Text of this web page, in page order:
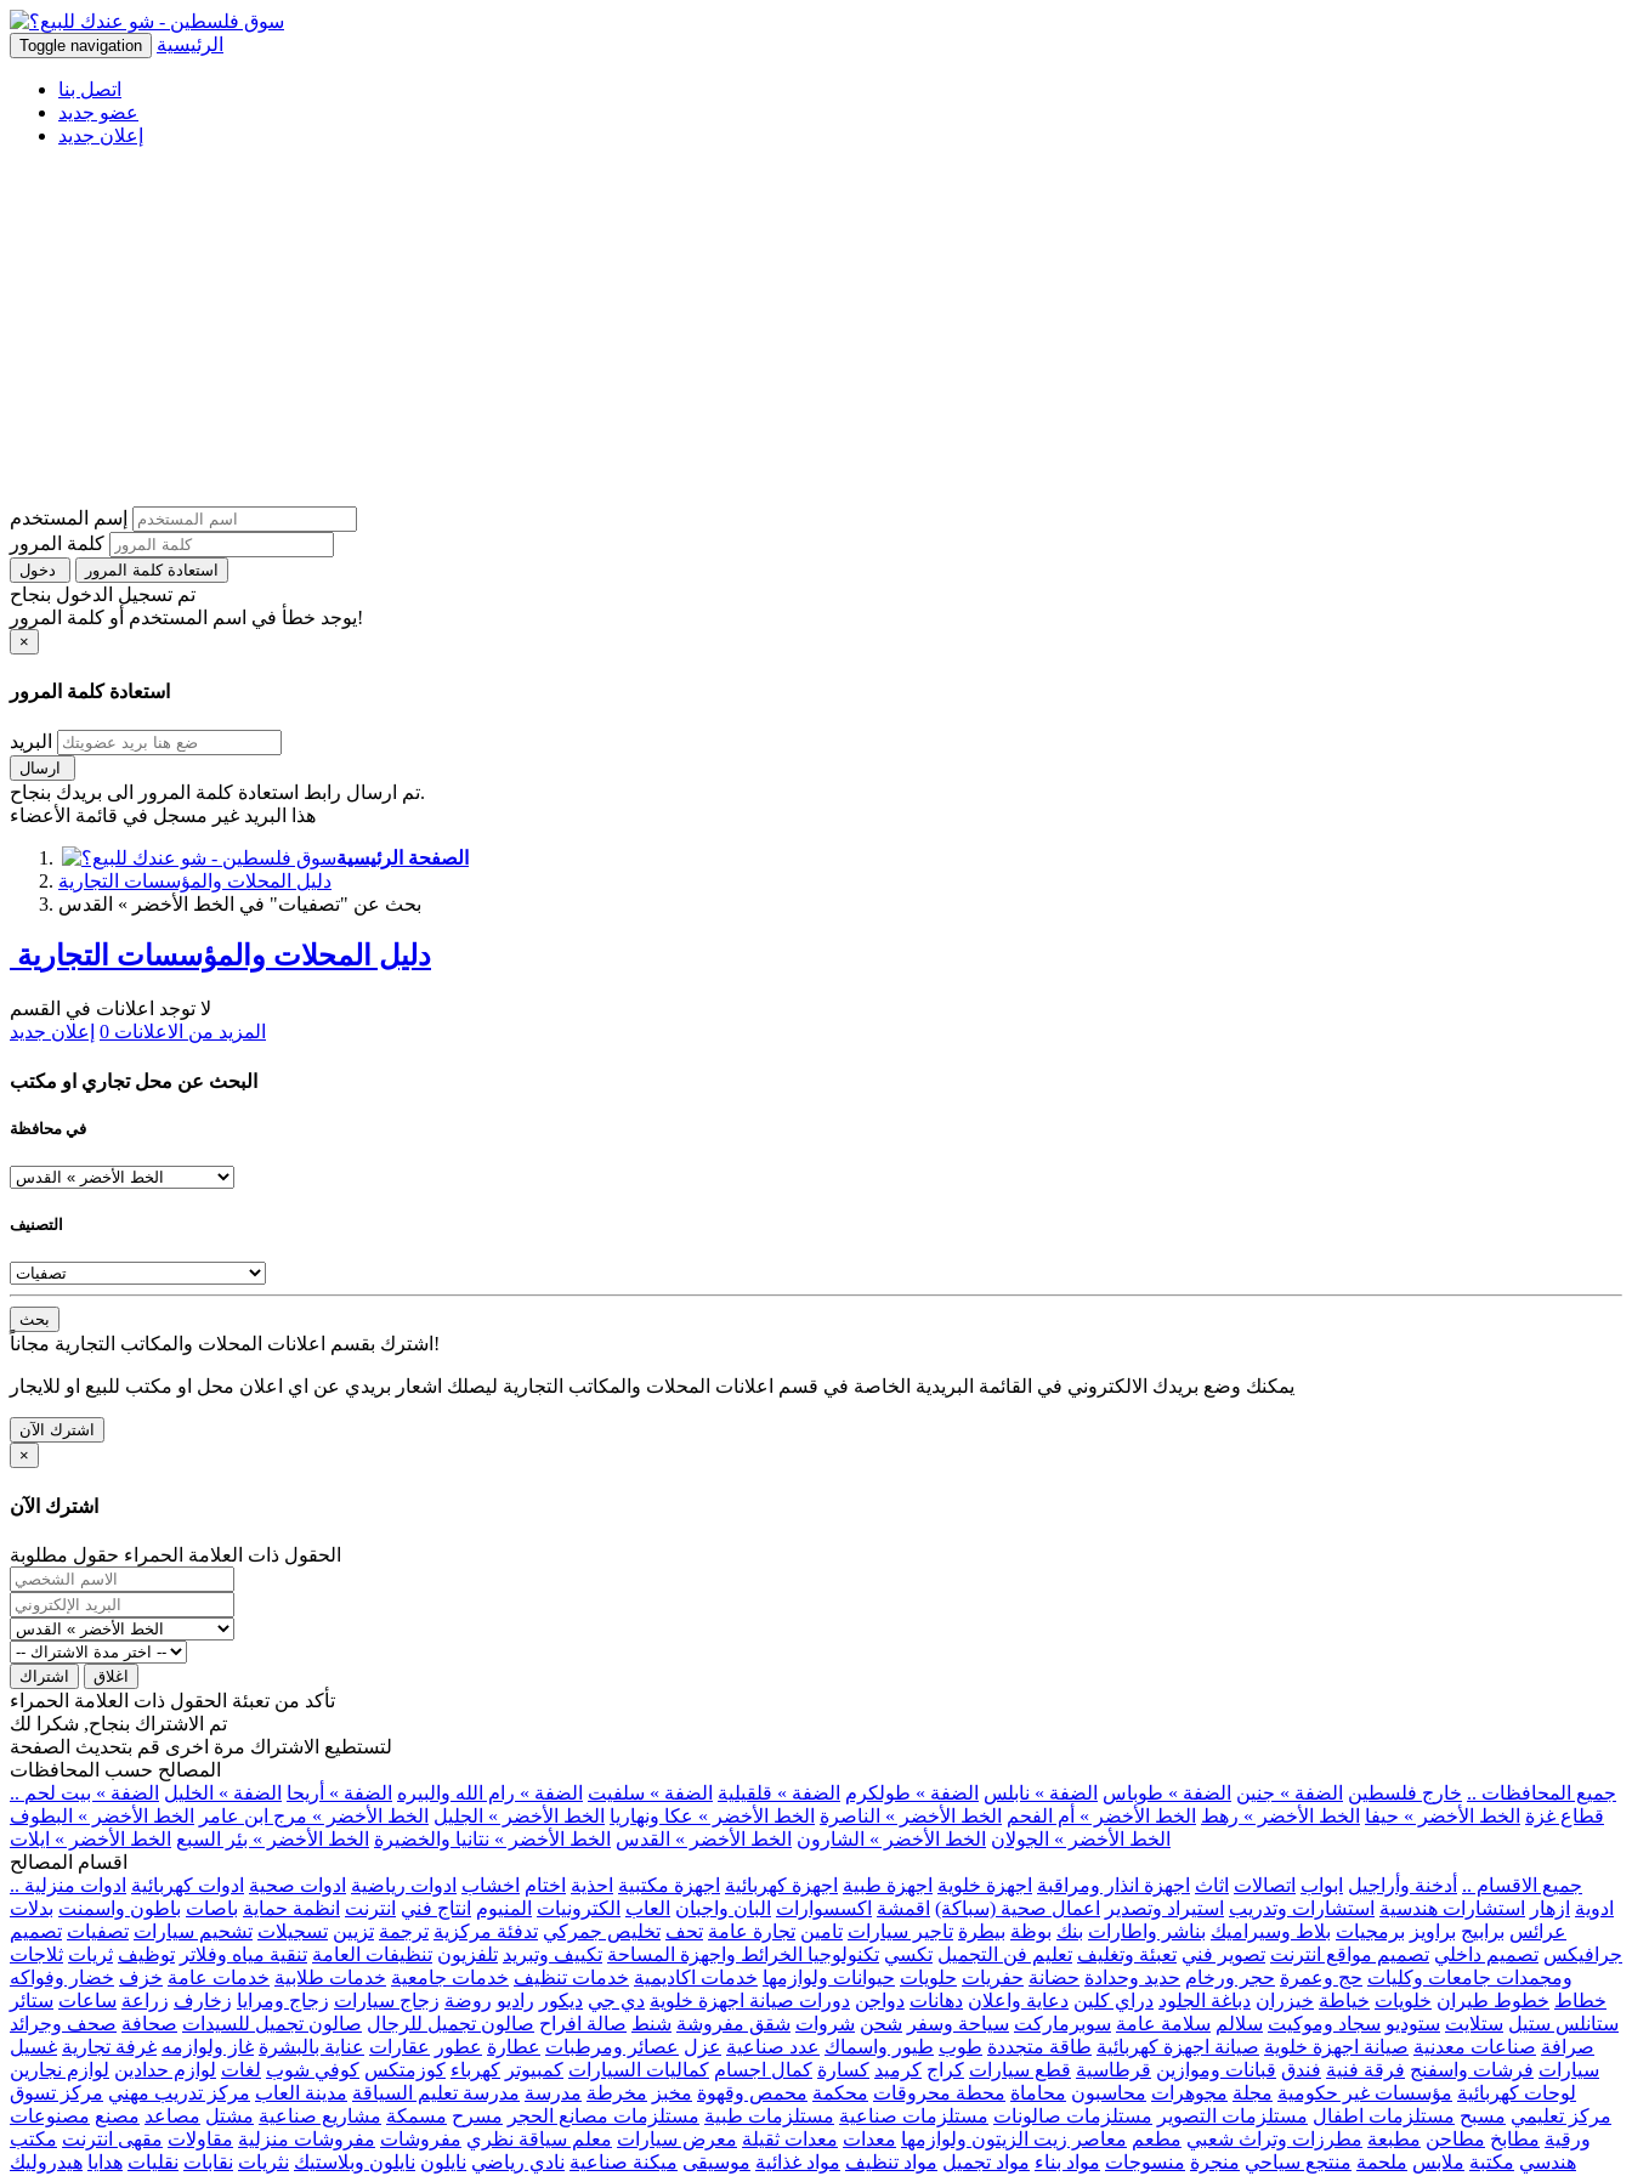
Toggle navigation الرئيسية
اتصل بنا
عضو جديد
إعلان جديد
إسم المستخدم
كلمة المرور
استعادة كلمة المرور
تم تسجيل الدخول بنجاح
يوجد خطأ في اسم المستخدم أو كلمة المرور!
×
استعادة كلمة المرور
البريد
تم ارسال رابط استعادة كلمة المرور الى بريدك بنجاح.
هذا البريد غير مسجل في قائمة الأعضاء
الصفحة الرئيسية
دليل المحلات والمؤسسات التجارية
بحث عن "تصفيات" في الخط الأخضر » القدس
دليل المحلات والمؤسسات التجارية
لا توجد اعلانات في القسم
المزيد من الاعلانات 0 إعلان جديد
البحث عن محل تجاري او مكتب
في محافظة
التصنيف
بحث
اشترك بقسم اعلانات المحلات والمكاتب التجارية مجاناً!
يمكنك وضع بريدك الالكتروني في القائمة البريدية الخاصة في قسم اعلانات المحلات والمكاتب التجارية ليصلك اشعار بريدي عن اي اعلان محل او مكتب للبيع او للايجار
اشترك الآن
×
اشترك الآن
الحقول ذات العلامة الحمراء حقول مطلوبة
اشتراك اغلاق
تأكد من تعبئة الحقول ذات العلامة الحمراء
تم الاشتراك بنجاح, شكرا لك
لتستطيع الاشتراك مرة اخرى قم بتحديث الصفحة
المصالح حسب المحافظات
.. جميع المحافظات .. خارج فلسطين الضفة » جنين الضفة » طوباس الضفة » نابلس الضفة » طولكرم الضفة » قلقيلية الضفة » سلفيت الضفة » رام الله والبيره الضفة » أريحا الضفة » الخليل الضفة » بيت لحم
قطاع غزة الخط الأخضر » حيفا الخط الأخضر » رهط الخط الأخضر » أم الفحم الخط الأخضر » الناصرة الخط الأخضر » عكا ونهاريا الخط الأخضر » الجليل الخط الأخضر » مرج ابن عامر
الخط الأخضر » البطوف
الخط الأخضر » الجولان الخط الأخضر » الشارون الخط الأخضر » القدس الخط الأخضر » نتانيا والخضيرة الخط الأخضر » بئر السبع الخط الأخضر » ايلات
اقسام المصالح
.. جميع الاقسام .. أدخنة وأراجيل ابواب اتصالات اثاث اجهزة انذار ومراقبة اجهزة خلوية اجهزة طبية اجهزة كهربائية اجهزة مكتبية احذية اختام اخشاب ادوات رياضية ادوات صحية ادوات كهربائية ادوات منزلية
ادوية ازهار استشارات هندسية استشارات وتدريب استيراد وتصدير اعمال صحية (سباكة) اقمشة اكسسوارات البان واجبان العاب الكترونيات المنيوم انتاج فني انترنت انظمة حماية باصات باطون واسمنت بدلات
عرائس برابيج براويز برمجيات بلاط وسيراميك بناشر واطارات بنك بوظة بيطرة تاجير سيارات تامين تجارة عامة تحف تخليص جمركي تدفئة مركزية ترجمة تزيين تسجيلات تشحيم سيارات تصفيات تصميم
جرافيكس تصميم داخلي تصميم مواقع انترنت تصوير فني تعبئة وتغليف تعليم فن التجميل تكسي تكنولوجيا الخرائط واجهزة المساحة تكييف وتبريد تلفزيون تنظيفات العامة تنقية مياه وفلاتر توظيف ثريات ثلاجات
ومجمدات جامعات وكليات حج وعمرة حجر ورخام حديد وحدادة حضانة حفريات حلويات حيوانات ولوازمها خدمات اكاديمية خدمات تنظيف خدمات جامعية خدمات طلابية خدمات عامة خزف خضار وفواكه
خطاط خطوط طيران خلويات خياطة خيزران دباغة الجلود دراي كلين دعاية واعلان دهانات دواجن دورات صيانة اجهزة خلوية دي جي ديكور راديو روضة زجاج سيارات زجاج ومرايا زخارف زراعة ساعات ستائر
ستانلس ستيل ستلايت ستوديو سجاد وموكيت سلالم سلامة عامة سوبرماركت سياحة وسفر شحن شروات شقق مفروشة شنط صالة افراح صالون تجميل للرجال صالون تجميل للسيدات صحافة صحف وجرائد
صرافة صناعات معدنية صيانة اجهزة خلوية صيانة اجهزة كهربائية طاقة متجددة طوب طيور واسماك عدد صناعية عزل عصائر ومرطبات عطارة عطور عقارات عناية بالبشرة غاز ولوازمه غرفة تجارية غسيل
سيارات فرشات واسفنج فرقة فنية فندق قبانات وموازين قرطاسية قطع سيارات كراج كرميد كسارة كمال اجسام كماليات السيارات كمبيوتر كهرباء كوزمتكس كوفي شوب لغات لوازم حدادين لوازم نجارين
لوحات كهربائية مؤسسات غير حكومية مجلة مجوهرات محاسبون محاماة محطة محروقات محكمة محمص وقهوة مخبز مخرطة مدرسة مدرسة تعليم السياقة مدينة العاب مركز تدريب مهني مركز تسوق
مركز تعليمي مسبح مستلزمات اطفال مستلزمات التصوير مستلزمات صالونات مستلزمات صناعية مستلزمات طبية مستلزمات مصانع الحجر مسرح مسمكة مشاريع صناعية مشتل مصاعد مصنع مصنوعات
ورقية مطابخ مطاحن مطبعة مطرزات وتراث شعبي مطعم معاصر زيت الزيتون ولوازمها معدات معدات ثقيلة معرض سيارات معلم سياقة نظري مفروشات مفروشات منزلية مقاولات مقهى انترنت مكتب
هندسي مكتبة ملابس ملحمة منتجع سياحي منجرة منسوجات مواد بناء مواد تجميل مواد تنظيف مواد غذائية موسيقى ميكنة صناعية نادي رياضي نايلون نايلون وبلاستيك نثريات نقابات نقليات هدايا هيدروليك